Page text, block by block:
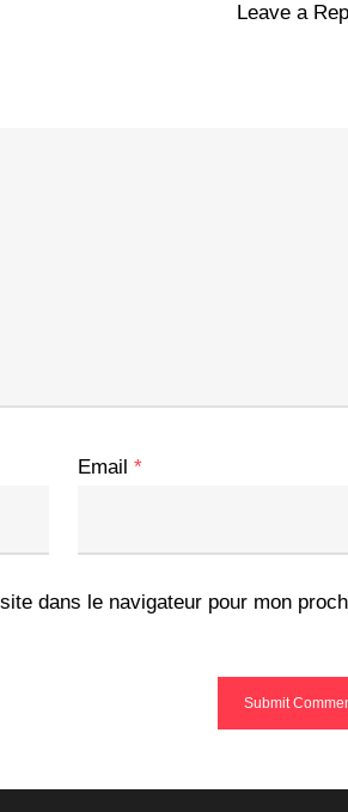
Leave a
Email *
dans le navigateur pour mon